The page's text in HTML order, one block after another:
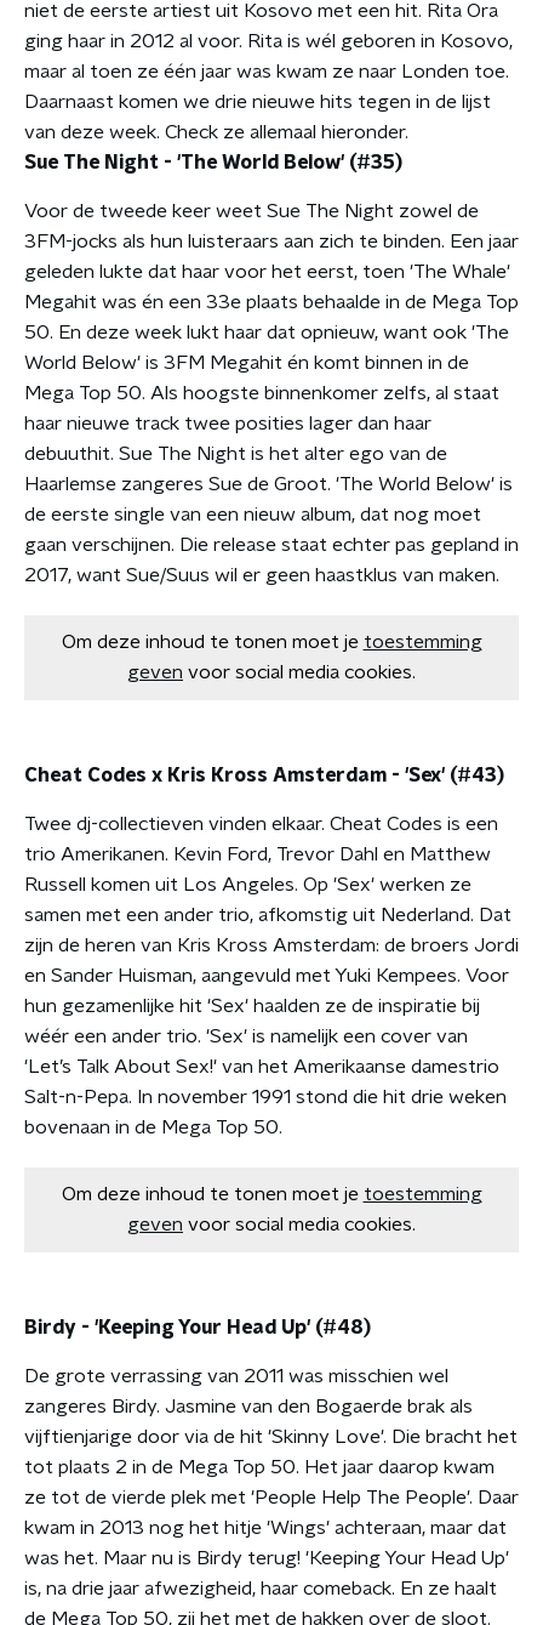
niet de eerste artiest uit Kosovo met een hit. Rita Ora
ging haar in 2012 al voor. Rita is wél geboren in Kosovo,
maar al toen ze één jaar was kwam ze naar Londen toe.
Daarnaast komen we drie nieuwe hits tegen in de lijst
van deze week. Check ze allemaal hieronder.
Sue The Night - 'The World Below' (#35)
Voor de tweede keer weet Sue The Night zowel de
3FM-jocks als hun luisteraars aan zich te binden. Een jaar
geleden lukte dat haar voor het eerst, toen 'The Whale'
Megahit was én een 33e plaats behaalde in de Mega Top
50. En deze week lukt haar dat opnieuw, want ook 'The
World Below' is 3FM Megahit én komt binnen in de
Mega Top 50. Als hoogste binnenkomer zelfs, al staat
haar nieuwe track twee posities lager dan haar
debuuthit. Sue The Night is het alter ego van de
Haarlemse zangeres Sue de Groot. 'The World Below' is
de eerste single van een nieuw album, dat nog moet
gaan verschijnen. Die release staat echter pas gepland in
2017, want Sue/Suus wil er geen haastklus van maken.
Om deze inhoud te tonen moet je toestemming
geven voor social media cookies.
Cheat Codes x Kris Kross Amsterdam - 'Sex' (#43)
Twee dj-collectieven vinden elkaar. Cheat Codes is een
trio Amerikanen. Kevin Ford, Trevor Dahl en Matthew
Russell komen uit Los Angeles. Op 'Sex' werken ze
samen met een ander trio, afkomstig uit Nederland. Dat
zijn de heren van Kris Kross Amsterdam: de broers Jordi
en Sander Huisman, aangevuld met Yuki Kempees. Voor
hun gezamenlijke hit 'Sex' haalden ze de inspiratie bij
wéér een ander trio. 'Sex' is namelijk een cover van
'Let’s Talk About Sex!' van het Amerikaanse damestrio
Salt-n-Pepa. In november 1991 stond die hit drie weken
bovenaan in de Mega Top 50.
Om deze inhoud te tonen moet je toestemming
geven voor social media cookies.
Birdy - 'Keeping Your Head Up' (#48)
De grote verrassing van 2011 was misschien wel
zangeres Birdy. Jasmine van den Bogaerde brak als
vijftienjarige door via de hit 'Skinny Love'. Die bracht het
tot plaats 2 in de Mega Top 50. Het jaar daarop kwam
ze tot de vierde plek met 'People Help The People'. Daar
kwam in 2013 nog het hitje 'Wings' achteraan, maar dat
was het. Maar nu is Birdy terug! 'Keeping Your Head Up'
is, na drie jaar afwezigheid, haar comeback. En ze haalt
de Mega Top 50, zij het met de hakken over de sloot.